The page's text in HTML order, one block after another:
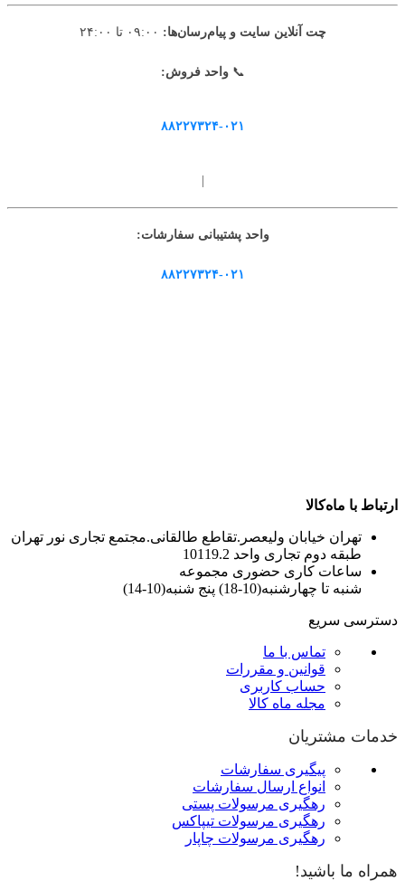
چت آنلاین سایت و پیام‌رسان‌ها:
📞واحد فروش:
۸۸۲۲۷۳۲۴-۰۲۱
|
واحد پشتیبانی سفارشات:
۸۸۲۲۷۳۲۴-۰۲۱
ارتباط با ماه‌کالا
تهران خیابان ولیعصر.تقاطع طالقانی.مجتمع تجاری نور تهران
طبقه دوم تجاری واحد 10119.2
ساعات کاری حضوری مجموعه
شنبه تا چهارشنبه(10-18) پنج شنبه(10-14)
دسترسی سریع
تماس با ما
قوانین و مقررات
حساب کاربری
مجله ماه کالا
خدمات مشتریان
پیگیری سفارشات
انواع ارسال سفارشات
رهگیری مرسولات پستی
رهگیری مرسولات تیپاکس
رهگیری مرسولات چاپار
همراه ما باشید!